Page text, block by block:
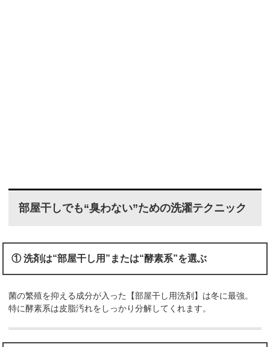
部屋干しでも“臭わない”ための洗濯テクニック
① 洗剤は“部屋干し用”または“酵素系”を選ぶ
菌の繁殖を抑える成分が入った【部屋干し用洗剤】は冬に最強。
特に酵素系は皮脂汚れをしっかり分解してくれます。